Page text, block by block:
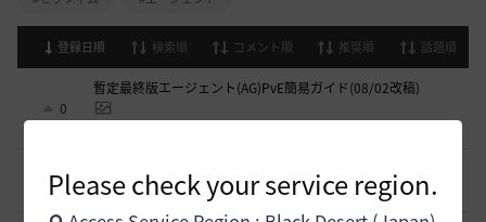
Please check your service region.
登録日順 検索順 コメント順 推奨順 話題順
0
暫定最終版エージェント(AG)PvE簡易ガイド(08/02改稿)
0
0 2.3K バ一バリアン-日本 2026.05.25